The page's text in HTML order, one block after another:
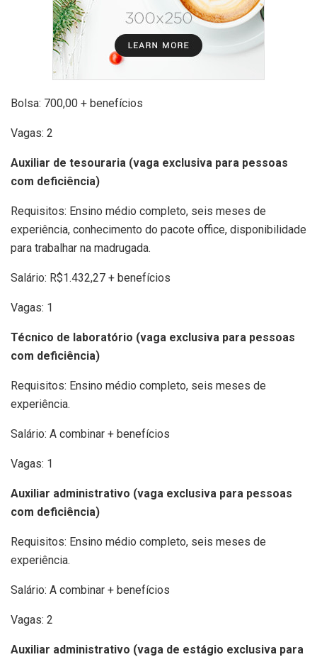
Bolsa: 700,00 + benefícios
Vagas: 2
Auxiliar de tesouraria (vaga exclusiva para pessoas
com deficiência)
Requisitos: Ensino médio completo, seis meses de
experiência, conhecimento do pacote office, disponibilidade
para trabalhar na madrugada.
Salário: R$1.432,27 + benefícios
Vagas: 1
Técnico de laboratório (vaga exclusiva para pessoas
com deficiência)
Requisitos: Ensino médio completo, seis meses de
experiência.
Salário: A combinar + benefícios
Vagas: 1
Auxiliar administrativo (vaga exclusiva para pessoas
com deficiência)
Requisitos: Ensino médio completo, seis meses de
experiência.
Salário: A combinar + benefícios
Vagas: 2
Auxiliar administrativo (vaga de estágio exclusiva para